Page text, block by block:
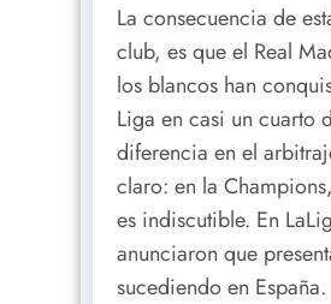
La consecuencia de
club, es que el Real
los blancos han
Liga en casi un cuarto
diferencia en el
claro: en la
es indiscutible. En
anunciaron que
sucediendo en España.